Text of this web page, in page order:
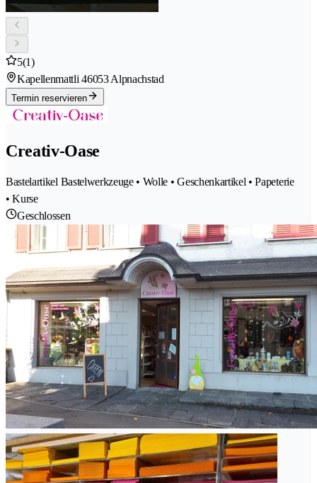
5(1)
Kapellenmattli 46053 Alpnachstad
Termin reservieren
Creativ-Oase
Bastelartikel Bastelwerkzeuge • Wolle • Geschenkartikel • Papeterie
• Kurse
Geschlossen